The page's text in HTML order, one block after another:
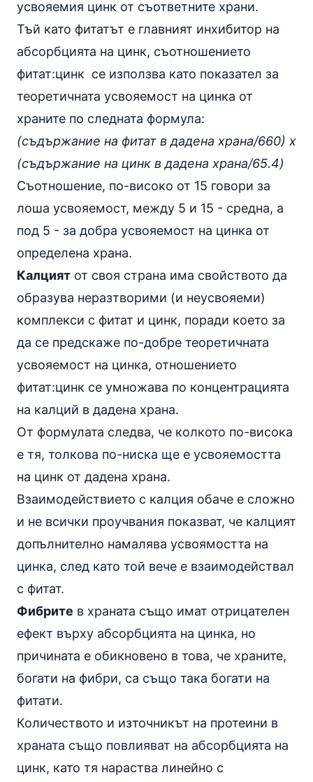
усвояемия цинк от съответните храни.
Тъй като фитатът е главният инхибитор на
абсорбцията на цинк, съотношението
фитат:цинк се използва като показател за
теоретичната усвояемост на цинка от
храните по следната формула:
(съдържание на фитат в дадена храна/660) x
(съдържание на цинк в дадена храна/65.4)
Съотношение, по-високо от 15 говори за
лоша усвояемост, между 5 и 15 - средна, а
под 5 - за добра усвояемост на цинка от
определена храна.
Калцият от своя страна има свойството да
образува неразтворими (и неусвояеми)
комплекси с фитат и цинк, поради което за
да се предскаже по-добре теоретичната
усвояемост на цинка, отношението
фитат:цинк се умножава по концентрацията
на калций в дадена храна.
От формулата следва, че колкото по-висока
е тя, толкова по-ниска ще е усвояемостта
на цинк от дадена храна.
Взаимодействието с калция обаче е сложно
и не всички проучвания показват, че калцият
допълнително намалява усвоямостта на
цинка, след като той вече е взаимодействал
с фитат.
Фибрите в храната също имат отрицателен
ефект върху абсорбцията на цинка, но
причината е обикновено в това, че храните,
богати на фибри, са също така богати на
фитати.
Количеството и източникът на протеини в
храната също повлияват на абсорбцията на
цинк, като тя нараства линейно с